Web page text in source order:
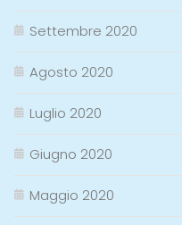
Settembre 2020
Agosto 2020
Luglio 2020
Giugno 2020
Maggio 2020